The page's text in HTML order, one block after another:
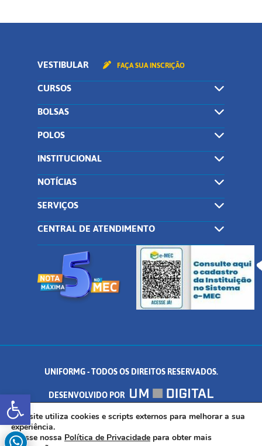
Abrir a barra de ferramentas
VESTIBULAR FAÇA SUA INSCRIÇÃO
CURSOS
BOLSAS
POLOS
INSTITUCIONAL
NOTÍCIAS
SERVIÇOS
CENTRAL DE ATENDIMENTO
UNIFORMG - TODOS OS DIREITOS RESERVADOS.
DESENVOLVIDO POR
AV. DR. ARNALDO DE SENNA, 328 - PALMEIRAS, FORMIGA/MG - CEP:
35.574.530
Este site utiliza cookies e scripts externos para melhorar a sua
experiência.
Acesse nossa Política de Privacidade para obter mais